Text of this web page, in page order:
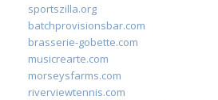
sportszilla.org
batchprovisionsbar.com
brasserie-gobette.com
musicrearte.com
morseysfarms.com
riverviewtennis.com